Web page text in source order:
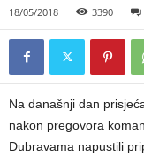
18/05/2018 3390
Na današnji dan
nakon pregovora
Dubravama napustili